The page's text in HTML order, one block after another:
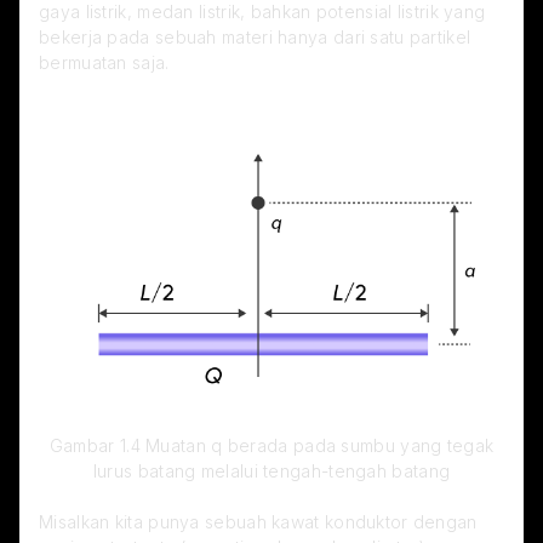
gaya listrik, medan listrik, bahkan potensial listrik yang
bekerja pada sebuah materi hanya dari satu partikel
bermuatan saja.
Gambar 1.4 Muatan q berada pada sumbu yang tegak
lurus batang melalui tengah-tengah batang
Misalkan kita punya sebuah kawat konduktor dengan